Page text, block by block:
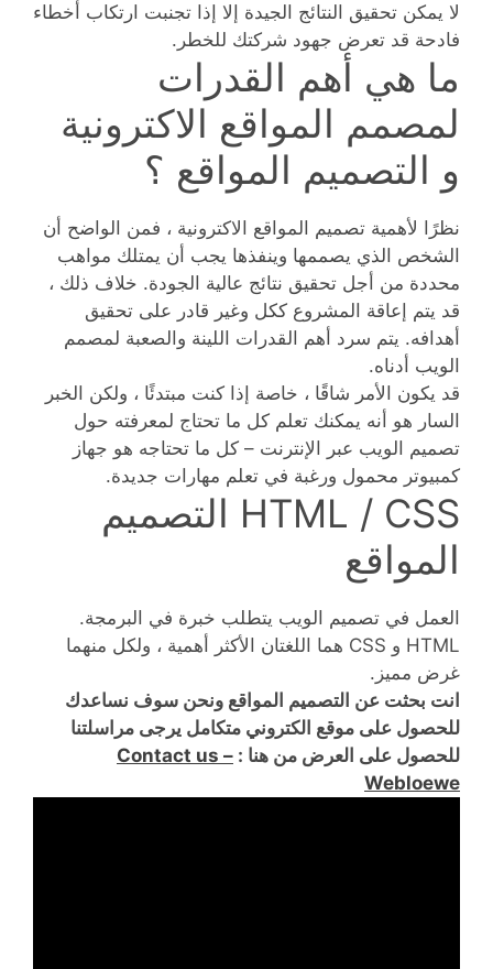
لا يمكن تحقيق النتائج الجيدة إلا إذا تجنبت ارتكاب أخطاء
فادحة قد تعرض جهود شركتك للخطر.
ما هي أهم القدرات
لمصمم المواقع الاكترونية
و التصميم المواقع ؟
نظرًا لأهمية تصميم المواقع الاكترونية ، فمن الواضح أن
الشخص الذي يصممها وينفذها يجب أن يمتلك مواهب
محددة من أجل تحقيق نتائج عالية الجودة. خلاف ذلك ،
قد يتم إعاقة المشروع ككل وغير قادر على تحقيق
أهدافه. يتم سرد أهم القدرات اللينة والصعبة لمصمم
الويب أدناه.
قد يكون الأمر شاقًا ، خاصة إذا كنت مبتدئًا ، ولكن الخبر
السار هو أنه يمكنك تعلم كل ما تحتاج لمعرفته حول
تصميم الويب عبر الإنترنت – كل ما تحتاجه هو جهاز
كمبيوتر محمول ورغبة في تعلم مهارات جديدة.
HTML / CSS التصميم
المواقع
العمل في تصميم الويب يتطلب خبرة في البرمجة.
HTML و CSS هما اللغتان الأكثر أهمية ، ولكل منهما
غرض مميز.
انت بحثت عن التصميم المواقع ونحن سوف نساعدك
للحصول على موقع الكتروني متكامل يرجى مراسلتنا
للحصول على العرض من هنا : Contact us –
Webloewe